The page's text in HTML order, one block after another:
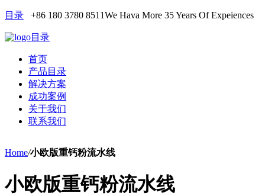
目录 +86 180 3780 8511We Hava More 35 Years Of Expeiences
目录
首页
产品目录
解决方案
成功案例
关于我们
联系我们
Home/小欧版重钙粉流水线
小欧版重钙粉流水线